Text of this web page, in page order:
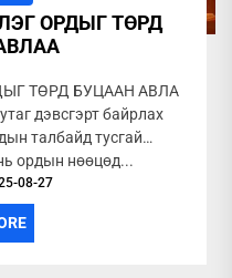
ОРДЫГ ТӨРД
ТӨРД БУЦААН АВЛА
дэвсгэрт байрлах
талбайд тусгай
ордын нөөцөд...
08-27